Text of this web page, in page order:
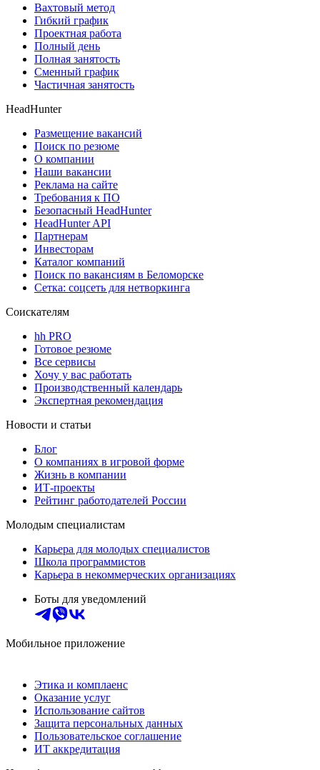
Вахтовый метод
Гибкий график
Проектная работа
Полный день
Полная занятость
Сменный график
Частичная занятость
HeadHunter
Размещение вакансий
Поиск по резюме
О компании
Наши вакансии
Реклама на сайте
Требования к ПО
Безопасный HeadHunter
HeadHunter API
Партнерам
Инвесторам
Каталог компаний
Поиск по вакансиям в Беломорске
Сетка: соцсеть для нетворкинга
Соискателям
hh PRO
Готовое резюме
Все сервисы
Хочу у вас работать
Производственный календарь
Экспертная рекомендация
Новости и статьи
Блог
О компаниях в игровой форме
Жизнь в компании
ИТ-проекты
Рейтинг работодателей России
Молодым специалистам
Карьера для молодых специалистов
Школа программистов
Карьера в некоммерческих организациях
Боты для уведомлений
Мобильное приложение
Этика и комплаенс
Оказание услуг
Использование сайтов
Защита персональных данных
Пользовательское соглашение
ИТ аккредитация